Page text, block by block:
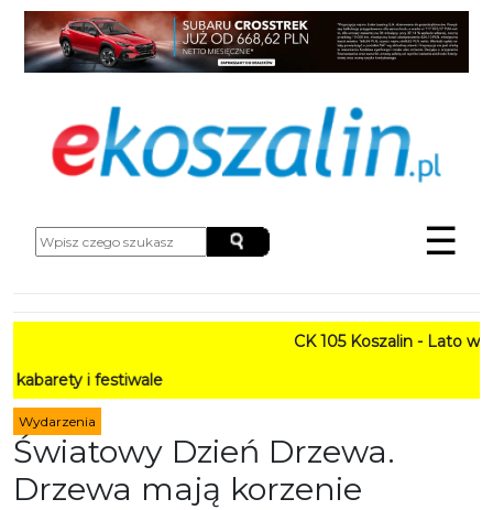
☰
CK 105 Koszalin - Lato w Mieście
Wydarzenia
Światowy Dzień Drzewa.
Drzewa mają korzenie